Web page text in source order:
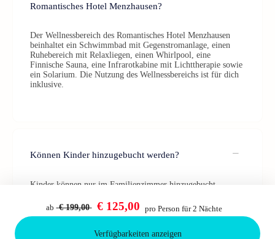
Romantisches Hotel Menzhausen?
Der Wellnessbereich des Romantisches Hotel Menzhausen
beinhaltet ein Schwimmbad mit Gegenstromanlage, einen
Ruhebereich mit Relaxliegen, einen Whirlpool, eine
Finnische Sauna, eine Infrarotkabine mit Lichttherapie sowie
ein Solarium. Die Nutzung des Wellnessbereichs ist für dich
inklusive.
Können Kinder hinzugebucht werden?
Kinder können nur im Familienzimmer hinzugebucht
einschließlich 12 Jahre Platz.
ab € 199,00 € 125,00 pro Person für 2 Nächte
Verfügbarkeiten anzeigen